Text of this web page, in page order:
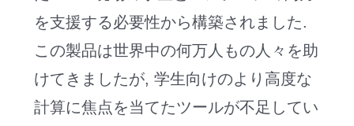
を支援する必要性から構築されました.
この製品は世界中の何万人もの人々を助
けてきましたが, 学生向けのより高度な
計算に焦点を当てたツールが不足してい